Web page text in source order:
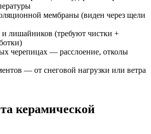
мембраны (виден через щели
лишайников (требуют чистки +
черепицах — расслоение, отколы
— от снеговой нагрузки или ветра
керамической